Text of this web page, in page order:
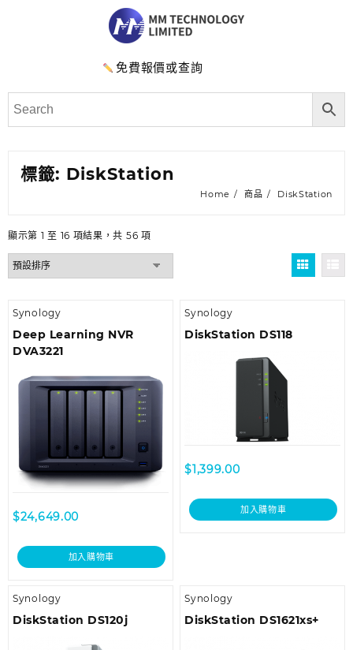
免費報價或查詢
標籤: DiskStation
Home 商品 DiskStation
顯示第 1 至 16 項結果，共 56 項
Synology
Deep Learning NVR
DVA3221
$24,649.00
加入購物車
Synology
DiskStation DS118
$1,399.00
加入購物車
Synology
DiskStation DS120j
Synology
DiskStation DS1621xs+